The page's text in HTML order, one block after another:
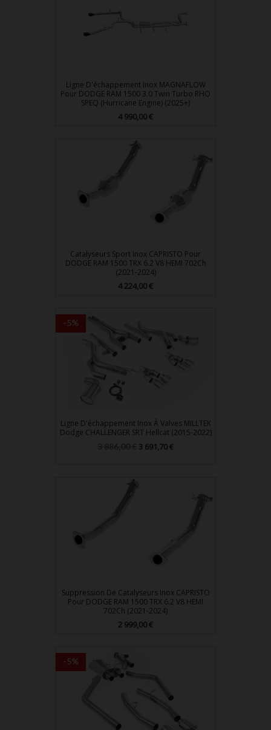
Ligne D'échappement Inox MAGNAFLOW
Pour DODGE RAM 1500 3.0 Twin Turbo RHO
SPEQ (Hurricane Engine) (2025+)
Prix
4 990,00 €
Catalyseurs Sport Inox CAPRISTO Pour
DODGE RAM 1500 TRX 6.2 V8 HEMI 702Ch
(2021-2024)
Prix
4 224,00 €
Ligne D'échappement Inox À Valves MILLTEK
Dodge CHALLENGER SRT Hellcat (2015-2022)
Prix
3 691,70 €
-5%
Suppression De Catalyseurs Inox CAPRISTO
Pour DODGE RAM 1500 TRX 6.2 V8 HEMI
702Ch (2021-2024)
Prix
2 999,00 €
-5%